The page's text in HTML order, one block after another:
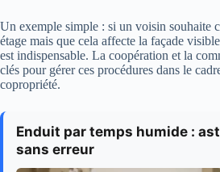
Un exemple simple : si un voisin souhaite
étage mais que cela affecte la façade
est indispensable. La coopération et la
clés pour gérer ces procédures dans le
copropriété.
Enduit par temps humide :
sans erreur